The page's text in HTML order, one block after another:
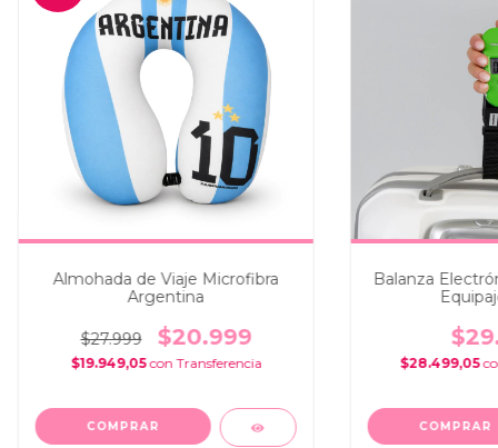
Almohada de Viaje Microfibra
Argentina
$27.999 $20.999
$19.949,05con
Balanza
$28.499,05